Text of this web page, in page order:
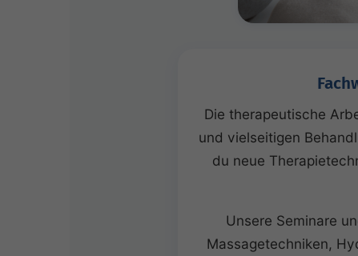
Die therapeutische
und vielseitigen
du neue
Unsere Seminare
Massagetechniken,